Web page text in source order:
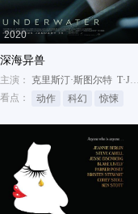
2020
深海异兽
主演： 克里斯汀·斯图尔特 T·J·米勒
看点：
动作 科幻 惊悚